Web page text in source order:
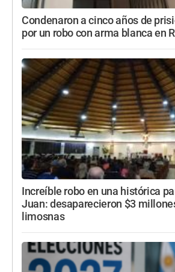
Condenaron a cinco años de
por un robo con arma blanca en
Increíble robo en una histórica
Juan: desaparecieron $3
limosnas